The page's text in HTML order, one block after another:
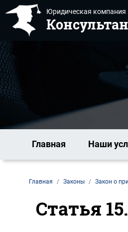
Юридическая компания
Главная Наши
Главная Законы Закон о
Статья